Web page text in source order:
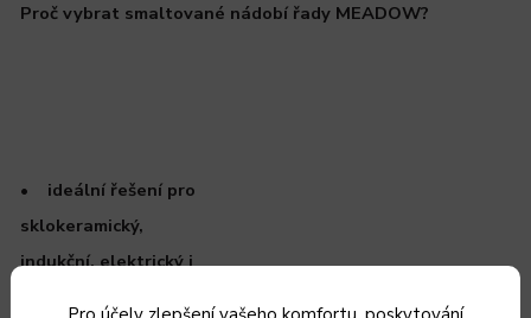
Proč vybrat smaltované nádobí řady MEADOW?
• ideální řešení pro
sklokeramický,
indukční, elektrický i